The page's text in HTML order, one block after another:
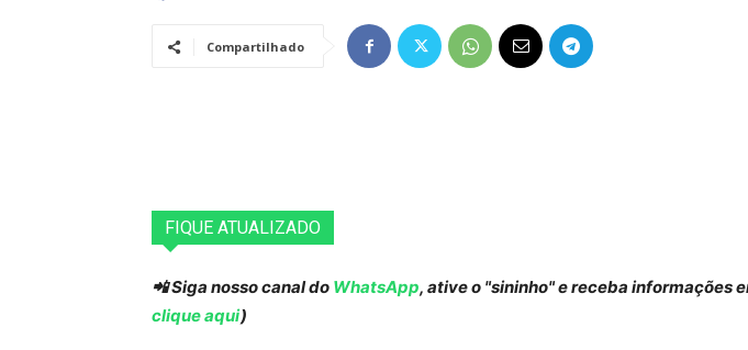
Compartilhado
FIQUE ATUALIZADO
📲 Siga nosso canal do WhatsApp, ative o "sininho" e receba informações
clique aqui)